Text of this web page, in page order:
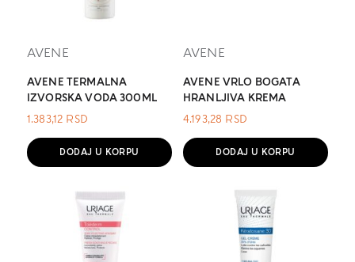
AVENE
AVENE TERMALNA
IZVORSKA VODA 300ML
1.383,12 RSD
DODAJ U KORPU
AVENE
AVENE VRLO BOGATA
HRANLJIVA KREMA
4.193,28 RSD
DODAJ U KORPU